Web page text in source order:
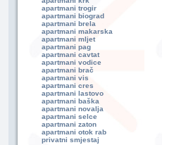
apartmani trogir
apartmani biograd
apartmani brela
apartmani makarska
apartmani mljet
apartmani pag
apartmani cavtat
apartmani vodice
apartmani brač
apartmani vis
apartmani cres
apartmani lastovo
apartmani baška
apartmani novalja
apartmani selce
apartmani zaton
apartmani otok rab
privatni smjestaj